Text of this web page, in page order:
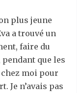
plus jeune
a trouvé un
faire du
pendant que les
moi pour
Je n’avais pas